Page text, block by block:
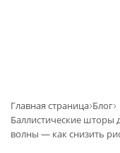
Главная страница Блог
Баллистические шторы
волны — как снизить